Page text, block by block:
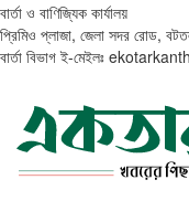
বার্তা ও বাণিজ্যিক কার্যালয়
প্রিমিও প্লাজা, জেলা সদর রোড,
বার্তা বিভাগ ই-মেইলঃ